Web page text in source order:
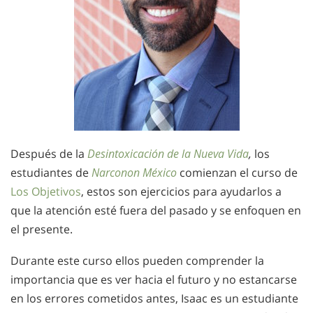
Después de la Desintoxicación de la Nueva Vida, los
estudiantes deNarconon México comienzan el curso de
Los Objetivos, estos son ejercicios para ayudarlos a
que la atención esté fuera del pasado y se enfoquen en
el presente.
Durante este curso ellos pueden comprender la
importancia que es ver hacia el futuro y no estancarse
en los errores cometidos antes, Isaac es un estudiante